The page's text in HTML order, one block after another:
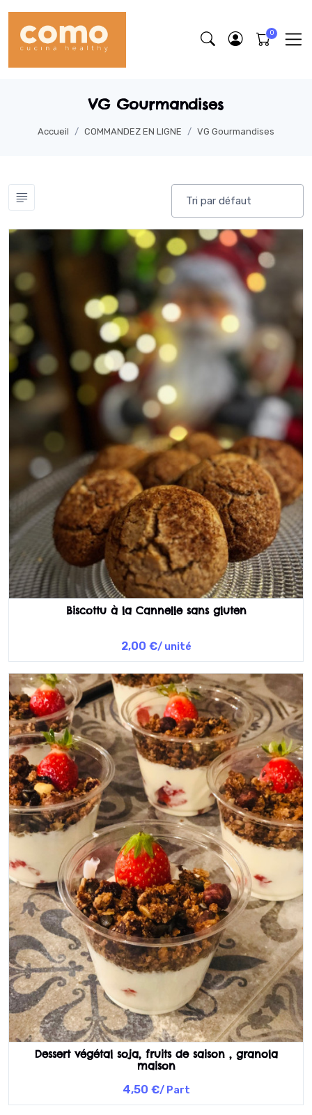
VG Gourmandises
Accueil COMMANDEZ EN LIGNE VG Gourmandises
Biscottu à la Cannelle sans gluten
2,00 €/ unité
Dessert végétal soja, fruits de saison , granola
maison
4,50 €/ Part